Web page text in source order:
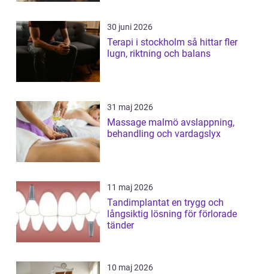
30 juni 2026
Terapi i stockholm så hittar fler
lugn, riktning och balans
31 maj 2026
Massage malmö avslappning,
behandling och vardagslyx
11 maj 2026
Tandimplantat en trygg och
långsiktig lösning för förlorade
tänder
10 maj 2026